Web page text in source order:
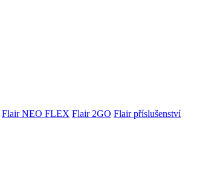
Flair NEO FLEX Flair 2GO Flair příslušenství